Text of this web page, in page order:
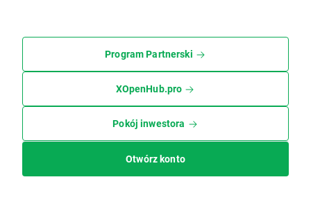
Program Partnerski
XOpenHub.pro
Pokój inwestora
Otwórz konto